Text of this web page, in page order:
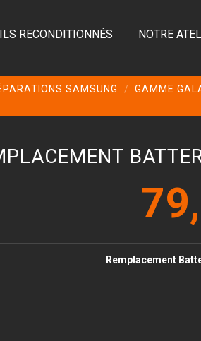
RECONDITIONNÉS NOTRE
SAMSUNG GAMME
Remplacement